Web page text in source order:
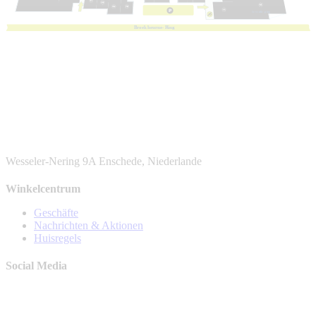
Broek heurne- R ing
Wesseler-Nering 9A Enschede, Niederlande
Winkelcentrum
Geschäfte
Nachrichten & Aktionen
Huisregels
Social Media